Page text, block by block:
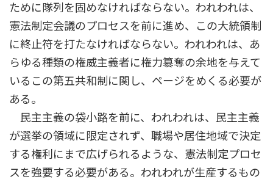
ために隊列を固めなければならない。われわれは、
憲法制定会議のプロセスを前に進め、この大統領制
に終止符を打たなければならない。われわれは、あ
らゆる種類の権威主義者に権力簒奪の余地を与えて
いるこの第五共和制に関し、ページをめくる必要が
ある。
民主主義の袋小路を前に、われわれは、民主主義
が選挙の領域に限定されず、職場や居住地域で決定
する権利にまで広げられるような、憲法制定プロセ
スを強要する必要がある。われわれが生産するもの